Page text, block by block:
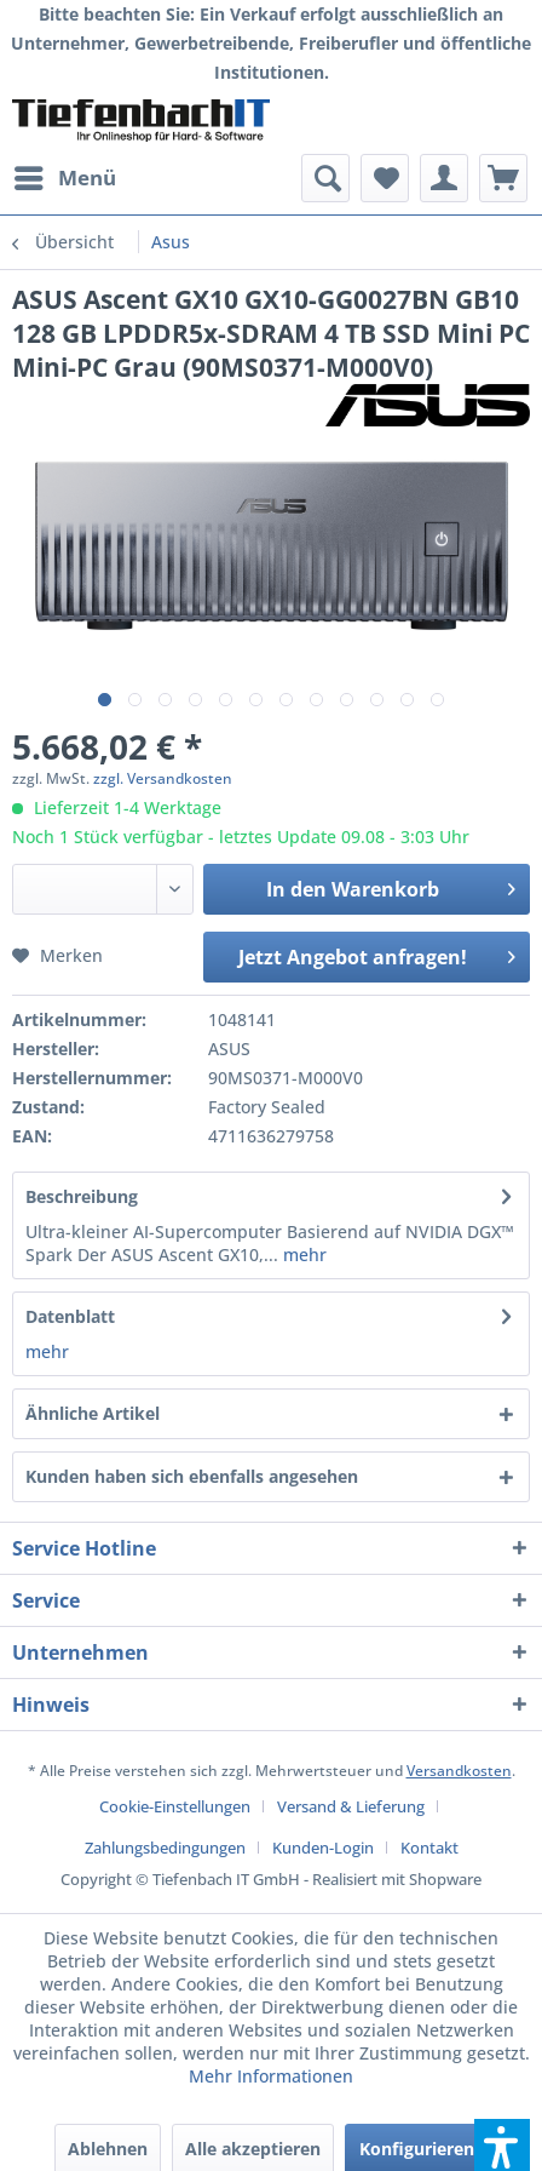
Bitte beachten Sie: Ein Verkauf erfolgt ausschließlich an
Unternehmer, Gewerbetreibende, Freiberufler und öffentliche
Institutionen.
Menü
Übersicht Asus
ASUS Ascent GX10 GX10-GG0027BN GB10
128 GB LPDDR5x-SDRAM 4 TB SSD Mini PC
Mini-PC Grau (90MS0371-M000V0)
5.668,02 € *
zzgl. MwSt.zzgl. Versandkosten
Lieferzeit 1-4 Werktage
Noch 1 Stück verfügbar - letztes Update 09.08 - 3:03 Uhr
In den Warenkorb
Jetzt Angebot anfragen!
Merken
Artikelnummer:
1048141
Hersteller:
ASUS
Herstellernummer:
90MS0371-M000V0
Zustand:
Factory Sealed
EAN:
4711636279758
Beschreibung
Ultra-kleiner AI-Supercomputer Basierend auf NVIDIA DGX™
Spark Der ASUS Ascent GX10,... mehr
Datenblatt
mehr
Ähnliche Artikel
Kunden haben sich ebenfalls angesehen
Service Hotline
Service
Unternehmen
Hinweis
* Alle Preise verstehen sich zzgl. Mehrwertsteuer undVersandkosten.
Cookie-Einstellungen
Versand & Lieferung
Zahlungsbedingungen
Kunden-Login
Kontakt
Copyright © Tiefenbach IT GmbH - Realisiert mit Shopware
Diese Website benutzt Cookies, die für den technischen
Betrieb der Website erforderlich sind und stets gesetzt
werden. Andere Cookies, die den Komfort bei Benutzung
dieser Website erhöhen, der Direktwerbung dienen oder die
Interaktion mit anderen Websites und sozialen Netzwerken
vereinfachen sollen, werden nur mit Ihrer Zustimmung gesetzt.
Mehr Informationen
Ablehnen Alle akzeptieren Konfigurieren